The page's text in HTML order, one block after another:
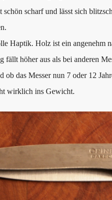
scharf und lässt sich
Haptik. Holz ist ein angenehm
fällt höher aus als bei anderen
ob das Messer nun 7 oder 12
wirklich ins Gewicht.